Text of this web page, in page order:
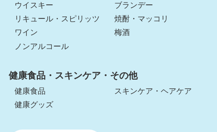
ウイスキー
ブランデー
リキュール・スピリッツ
焼酎・マッコリ
ワイン
梅酒
ノンアルコール
健康食品・スキンケア・その他
健康食品
スキンケア・ヘアケア
健康グッズ